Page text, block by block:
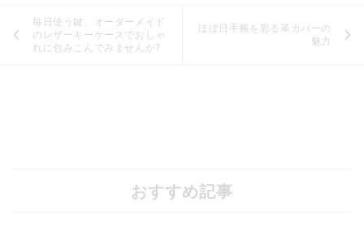
毎日使う鍵、オーダーメイド
のレザーキーケースでおしゃ
れに包みこんでみませんか?
ほぼ日手帳を彩る革カバーの
魅力
おすすめ記事